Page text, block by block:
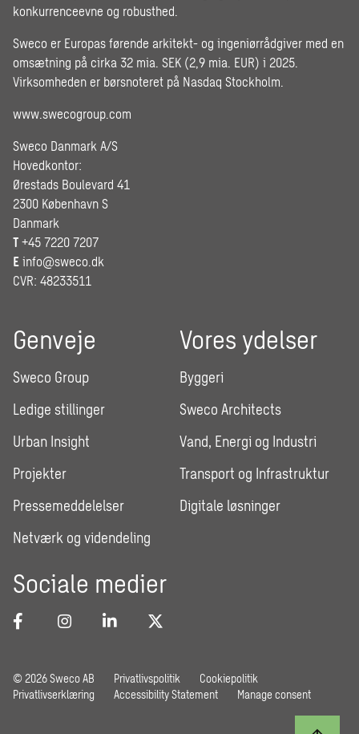
konkurrenceevne og robusthed.
Sweco er Europas førende arkitekt- og ingeniørrådgiver med en
omsætning på cirka 32 mia. SEK (2,9 mia. EUR) i 2025.
Virksomheden er børsnoteret på Nasdaq Stockholm.
www.swecogroup.com
Sweco Danmark A/S
Hovedkontor:
Ørestads Boulevard 41
2300 København S
Danmark
T +45 7220 7207
E info@sweco.dk
CVR: 48233511
Genveje
Sweco Group
Ledige stillinger
Urban Insight
Projekter
Pressemeddelelser
Netværk og videndeling
Vores ydelser
Byggeri
Sweco Architects
Vand, Energi og Industri
Transport og Infrastruktur
Digitale løsninger
Sociale medier
© 2026 Sweco AB Privatlivspolitik
Cookiepolitik
Privatlivserklæring
Accessibility Statement Manage consent